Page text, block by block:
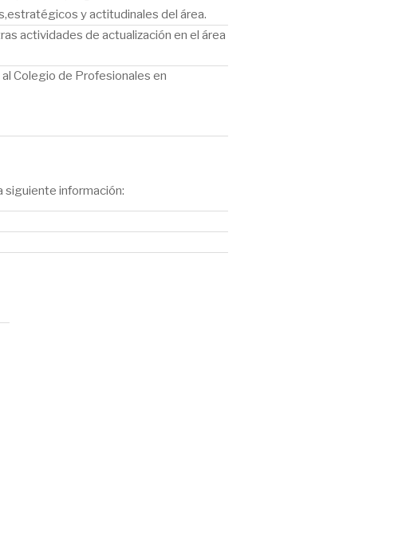
y actitudinales del área.
actividades de actualización en el área
Colegio de Profesionales en
siguiente información: